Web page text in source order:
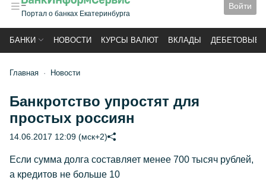
Портал о банках Екатеринбурга
Войти
БАНКИ НОВОСТИ КУРСЫ ВАЛЮТ ВКЛАДЫ ДЕБЕТОВЫЕ
Главная Новости
Банкротство упростят для
простых россиян
14.06.2017 12:09 (мск+2)
Если сумма долга составляет менее 700 тысяч рублей,
а кредитов не больше 10